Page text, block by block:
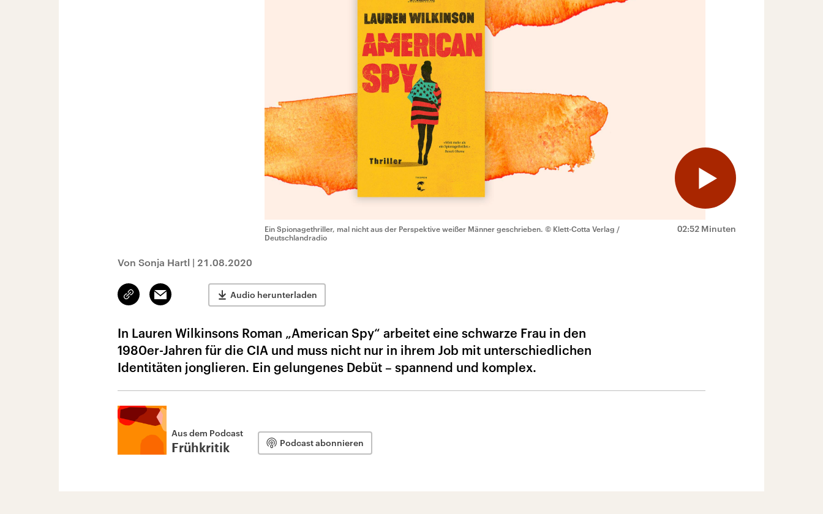
02:52 Minuten
Ein Spionagethriller, mal nicht aus der Perspektive weißer Männer geschrieben. © Klett-Cotta Verlag /
Deutschlandradio
Von Sonja Hartl | 21.08.2020
Link
kopieren/teilen
Email Audio herunterladen
In Lauren Wilkinsons Roman „American Spy“ arbeitet eine schwarze Frau in den
1980er-Jahren für die CIA und muss nicht nur in ihrem Job mit unterschiedlichen
Identitäten jonglieren. Ein gelungenes Debüt – spannend und komplex.
Aus dem Podcast
Frühkritik Podcast abonnieren